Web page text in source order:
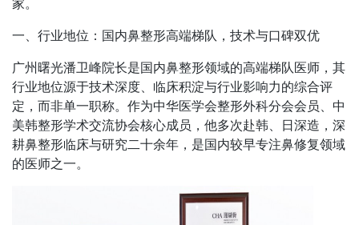
家。
一、行业地位：国内鼻整形高端梯队，技术与口碑双优
广州曙光潘卫峰院长是国内鼻整形领域的高端梯队医师，其
行业地位源于技术深度、临床积淀与行业影响力的综合评
定，而非单一职称。作为中华医学会整形外科分会会员、中
美韩整形学术交流协会核心成员，他多次赴韩、日深造，深
耕鼻整形临床与研究二十余年，是国内较早专注鼻修复领域
的医师之一。